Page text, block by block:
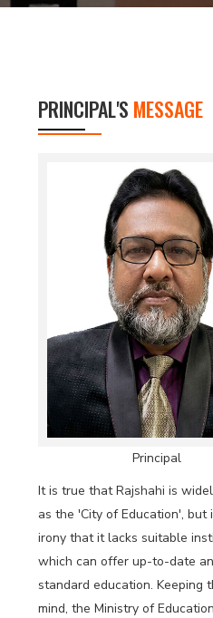
PRINCIPAL'S MESSAGE
Principal
It is true that Rajshahi is
as the 'City of Education', but
irony that it lacks suitable
which can offer up-to-date
standard education. Keeping
mind, the Ministry of